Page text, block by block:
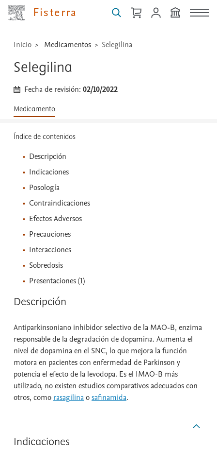
Fisterra
...
Inicio Medicamentos Selegilina
Selegilina
Fecha de revisión:02/10/2022
Medicamento
Índice de contenidos
Descripción
Indicaciones
Posología
Contraindicaciones
Efectos Adversos
Precauciones
Interacciones
Sobredosis
Presentaciones (1)
Descripción
Antiparkinsoniano inhibidor selectivo de la MAO-B, enzima
responsable de la degradación de dopamina. Aumenta el
nivel de dopamina en el SNC, lo que mejora la función
motora en pacientes con enfermedad de Parkinson y
potencia el efecto de la levodopa. Es el IMAO-B más
utilizado, no existen estudios comparativos adecuados con
otros, como rasagilinaosafinamida.
Indicaciones